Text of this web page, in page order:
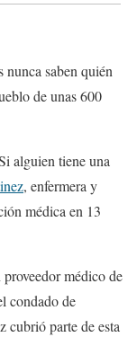
saben quién
de unas 600
alguien tiene una
, enfermera y
médica en 13
médico de
condado de
cubrió parte de esta